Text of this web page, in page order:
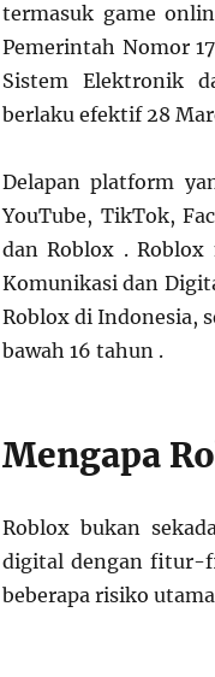
termasuk game
Pemerintah Nomor
Sistem Elektronik
berlaku efektif 28
Delapan platform
YouTube, TikTok,
dan Roblox .
Komunikasi dan
Roblox di Indonesia,
bawah 16 tahun .
Mengapa
Roblox bukan
digital dengan fitur-
beberapa risiko